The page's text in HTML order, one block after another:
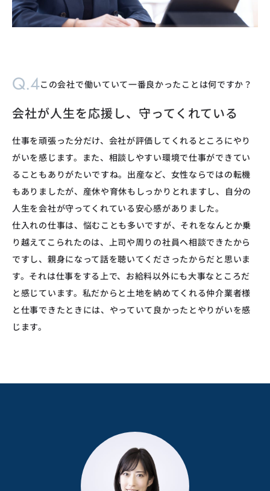
Q.4この会社で働いていて一番良かったことは何ですか？
会社が人生を応援し、守ってくれている
仕事を頑張った分だけ、会社が評価してくれるところにやり
がいを感じます。また、相談しやすい環境で仕事ができてい
ることもありがたいですね。出産など、女性ならではの転機
もありましたが、産休や育休もしっかりとれますし、自分の
人生を会社が守ってくれている安心感がありました。
仕入れの仕事は、悩むことも多いですが、それをなんとか乗
り越えてこられたのは、上司や周りの社員へ相談できたから
ですし、親身になって話を聴いてくださったからだと思いま
す。それは仕事をする上で、お給料以外にも大事なところだ
と感じています。私だからと土地を納めてくれる仲介業者様
と仕事できたときには、やっていて良かったとやりがいを感
じます。